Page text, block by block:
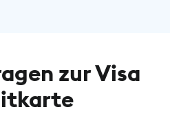
zur Visa